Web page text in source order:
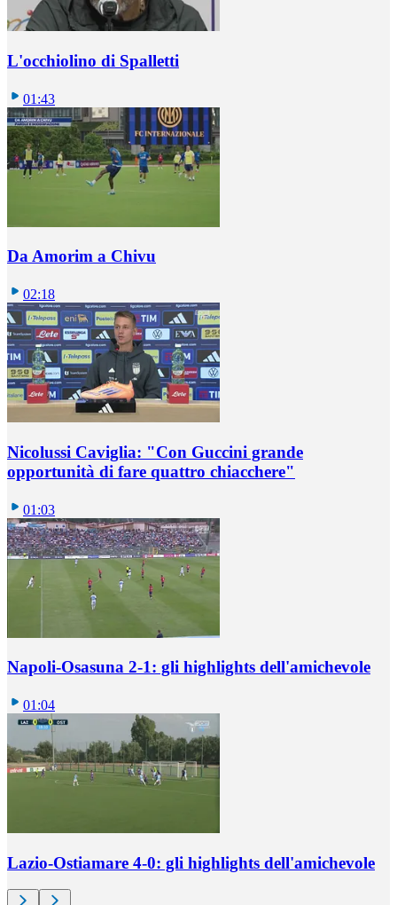
L'occhiolino di Spalletti
01:43
Da Amorim a Chivu
02:18
Nicolussi Caviglia: "Con Guccini grande
opportunità di fare quattro chiacchere"
01:03
Napoli-Osasuna 2-1: gli highlights dell'amichevole
01:04
Lazio-Ostiamare 4-0: gli highlights dell'amichevole